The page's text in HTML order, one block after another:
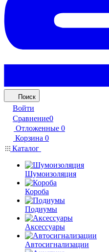
Поиск
Войти
Сравнение0
Отложенные 0
Корзина 0
Каталог
Шумоизоляция
Короба
Подиумы
Аксессуары
Автосигнализации